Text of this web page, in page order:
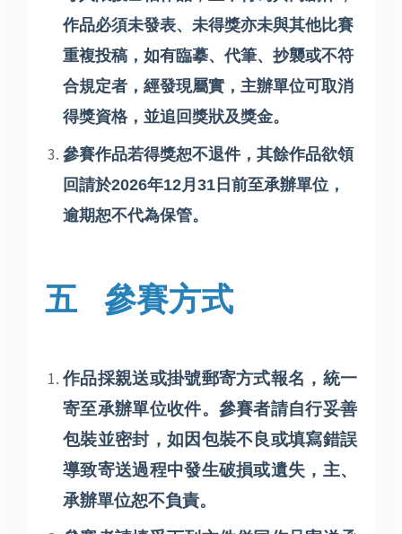
作品必須未發表、未得獎亦未與其他比賽
重複投稿，如有臨摹、代筆、抄襲或不符
合規定者，經發現屬實，主辦單位可取消
得獎資格，並追回獎狀及獎金。
參賽作品若得獎恕不退件，其餘作品欲領
回請於2026年12月 31 日前至承辦單位，
逾期恕不代為保管。
五 參賽方式
作品採親送或掛號郵寄方式報名，統一
寄至承辦單位收件。參賽者請自行妥善
包裝並密封，如因包裝不良或填寫錯誤
導致寄送過程中發生破損或遺失，主、
承辦單位恕不負責。